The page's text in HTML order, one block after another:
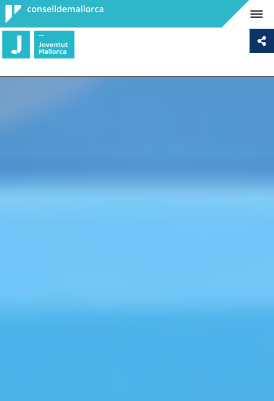
Consell de
Mallorca